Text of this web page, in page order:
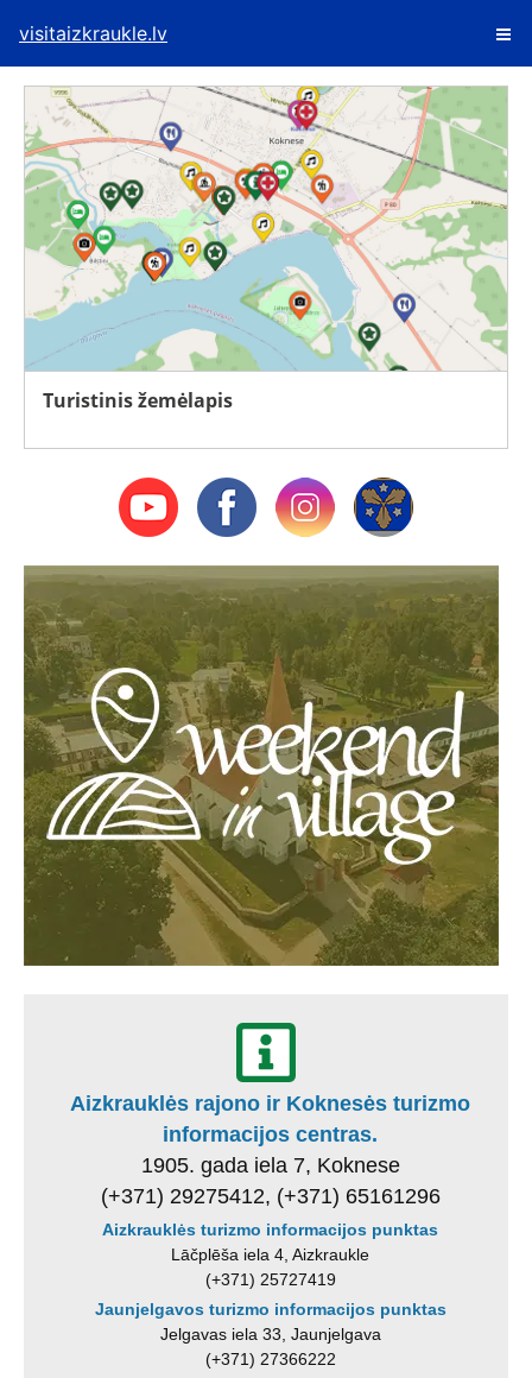
visitaizkraukle.lv
Turistinis žemėlapis
Aizkrauklės rajono ir Koknesės turizmo
informacijos centras.
1905. gada iela 7, Koknese
(+371) 29275412, (+371) 65161296
Aizkrauklės turizmo informacijos punktas
Lāčplēša iela 4, Aizkraukle
(+371) 25727419
Jaunjelgavos turizmo informacijos punktas
Jelgavas iela 33, Jaunjelgava
(+371) 27366222